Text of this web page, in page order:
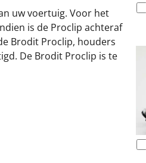
uw voertuig. Voor het
is de Proclip achteraf
Brodit Proclip, houders
De Brodit Proclip is te